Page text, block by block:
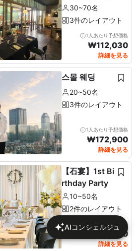
60席+ルーム1
0席)
30~70名
3件のレイアウト
1人あたり予想価格
₩112,030
詳細を見る
스몰 웨딩
20~50名
3件のレイアウト
1人あたり予想価格
₩172,900
詳細を見る
【石宴】1st Bi
rthday Party
10~50名
2件のレイアウト
1人あたり予想価格
137,680
詳細を見る
AIコンシェルジュ